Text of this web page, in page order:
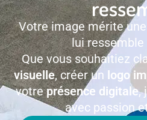
Votre image mérite une
lui
Que vous souhaitiez
visuelle, créer un logo
votreprésence digitale,
avec passion